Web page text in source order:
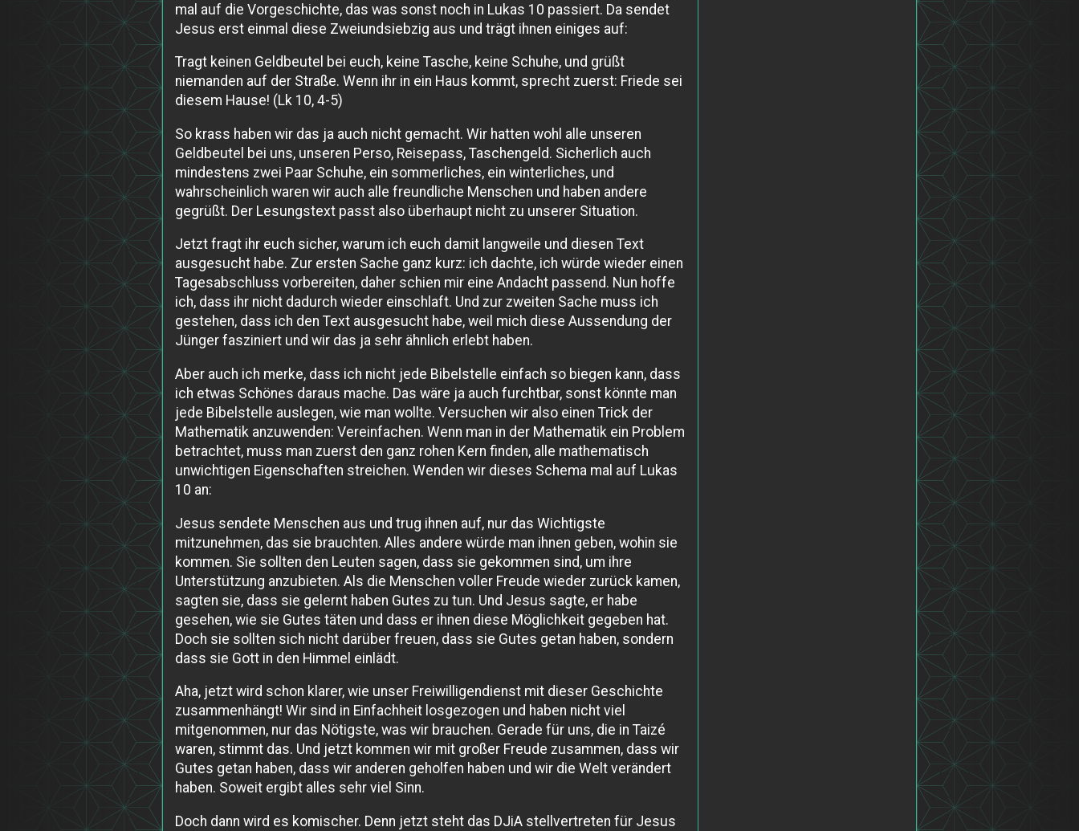
mal auf die Vorgeschichte, das was sonst noch in Lukas 10 passiert. Da sendet
Jesus erst einmal diese Zweiundsiebzig aus und trägt ihnen einiges auf:
Tragt keinen Geldbeutel bei euch, keine Tasche, keine Schuhe, und grüßt
niemanden auf der Straße. Wenn ihr in ein Haus kommt, sprecht zuerst: Friede sei
diesem Hause! (Lk 10, 4-5)
So krass haben wir das ja auch nicht gemacht. Wir hatten wohl alle unseren
Geldbeutel bei uns, unseren Perso, Reisepass, Taschengeld. Sicherlich auch
mindestens zwei Paar Schuhe, ein sommerliches, ein winterliches, und
wahrscheinlich waren wir auch alle freundliche Menschen und haben andere
gegrüßt. Der Lesungstext passt also überhaupt nicht zu unserer Situation.
Jetzt fragt ihr euch sicher, warum ich euch damit langweile und diesen Text
ausgesucht habe. Zur ersten Sache ganz kurz: ich dachte, ich würde wieder einen
Tagesabschluss vorbereiten, daher schien mir eine Andacht passend. Nun hoffe
ich, dass ihr nicht dadurch wieder einschlaft. Und zur zweiten Sache muss ich
gestehen, dass ich den Text ausgesucht habe, weil mich diese Aussendung der
Jünger fasziniert und wir das ja sehr ähnlich erlebt haben.
Aber auch ich merke, dass ich nicht jede Bibelstelle einfach so biegen kann, dass
ich etwas Schönes daraus mache. Das wäre ja auch furchtbar, sonst könnte man
jede Bibelstelle auslegen, wie man wollte. Versuchen wir also einen Trick der
Mathematik anzuwenden: Vereinfachen. Wenn man in der Mathematik ein Problem
betrachtet, muss man zuerst den ganz rohen Kern finden, alle mathematisch
unwichtigen Eigenschaften streichen. Wenden wir dieses Schema mal auf Lukas
10 an:
Jesus sendete Menschen aus und trug ihnen auf, nur das Wichtigste
mitzunehmen, das sie brauchten. Alles andere würde man ihnen geben, wohin sie
kommen. Sie sollten den Leuten sagen, dass sie gekommen sind, um ihre
Unterstützung anzubieten. Als die Menschen voller Freude wieder zurück kamen,
sagten sie, dass sie gelernt haben Gutes zu tun. Und Jesus sagte, er habe
gesehen, wie sie Gutes täten und dass er ihnen diese Möglichkeit gegeben hat.
Doch sie sollten sich nicht darüber freuen, dass sie Gutes getan haben, sondern
dass sie Gott in den Himmel einlädt.
Aha, jetzt wird schon klarer, wie unser Freiwilligendienst mit dieser Geschichte
zusammenhängt! Wir sind in Einfachheit losgezogen und haben nicht viel
mitgenommen, nur das Nötigste, was wir brauchen. Gerade für uns, die in Taizé
waren, stimmt das. Und jetzt kommen wir mit großer Freude zusammen, dass wir
Gutes getan haben, dass wir anderen geholfen haben und wir die Welt verändert
haben. Soweit ergibt alles sehr viel Sinn.
Doch dann wird es komischer. Denn jetzt steht das DJiA stellvertreten für Jesus